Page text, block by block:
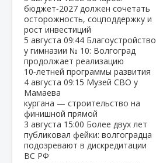
бюджет‑2027 должен сочетать
осторожность, соцподдержку и
рост инвестиций
5 августа 09:44 Благоустройство
у гимназии № 10: Волгоград
продолжает реализацию
10‑летней программы развития
4 августа 09:15 Музей СВО у
Мамаева
кургана — строительство на
финишной прямой
3 августа 15:00 Более двух лет
публиковал фейки: волгоградца
подозревают в дискредитации
ВС РФ